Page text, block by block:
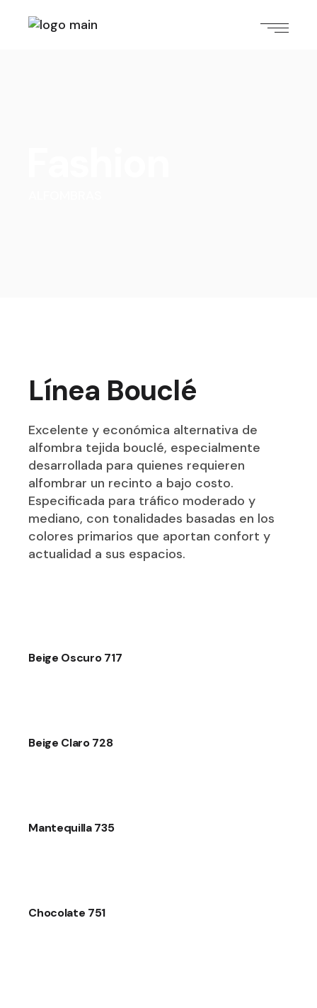
Línea Bouclé
Excelente y económica alternativa de
alfombra tejida bouclé, especialmente
desarrollada para quienes requieren
alfombrar un recinto a bajo costo.
Especificada para tráfico moderado y
mediano, con tonalidades basadas en los
colores primarios que aportan confort y
actualidad a sus espacios.
Beige Oscuro 717
Beige Claro 728
Mantequilla 735
Chocolate 751